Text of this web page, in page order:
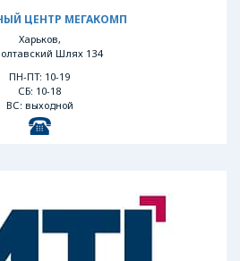
ЦЕНТР МЕГАКОМП
Харьков,
Шлях 134
ПН-ПТ: 10-19
СБ: 10-18
ВС: выходной